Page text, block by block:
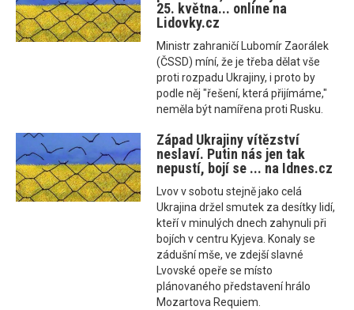
25. května... online na
Lidovky.cz
Ministr zahraničí Lubomír Zaorálek
(ČSSD) míní, že je třeba dělat vše
proti rozpadu Ukrajiny, i proto by
podle něj "řešení, která přijímáme,"
neměla být namířena proti Rusku.
Západ Ukrajiny vítězství
neslaví. Putin nás jen tak
nepustí, bojí se ... na Idnes.cz
Lvov v sobotu stejně jako celá
Ukrajina držel smutek za desítky lidí,
kteří v minulých dnech zahynuli při
bojích v centru Kyjeva. Konaly se
zádušní mše, ve zdejší slavné
Lvovské opeře se místo
plánovaného představení hrálo
Mozartova Requiem.